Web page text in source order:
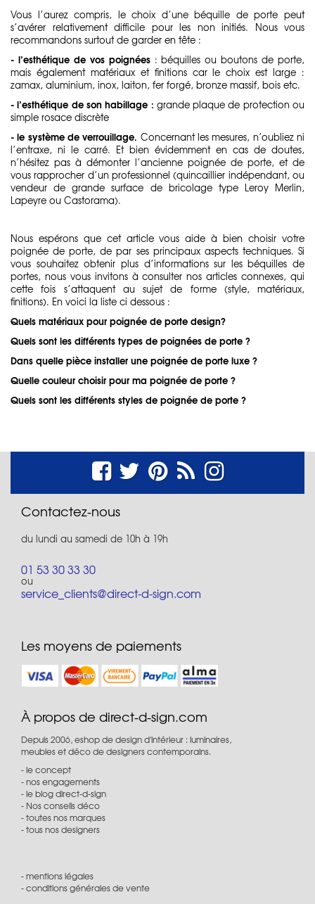
Vous l’aurez compris, le choix d’une béquille de porte peut
s’avérer relativement difficile pour les non initiés. Nous vous
recommandons surtout de garder en tête :
- l’esthétique de vos poignées: béquilles ou boutons de porte,
mais également matériaux et finitions car le choix est large :
zamax, aluminium, inox, laiton, fer forgé, bronze massif, bois etc.
- l’esthétique de son habillage : grande plaque de protection ou
simple rosace discrète
- le système de verrouillage. Concernant les mesures, n’oubliez ni
l’entraxe, ni le carré. Et bien évidemment en cas de doutes,
n’hésitez pas à démonter l’ancienne poignée de porte, et de
vous rapprocher d’un professionnel (quincaillier indépendant, ou
vendeur de grande surface de bricolage type Leroy Merlin,
Lapeyre ou Castorama).
Nous espérons que cet article vous aide à bien choisir votre
poignée de porte, de par ses principaux aspects techniques. Si
vous souhaitez obtenir plus d’informations sur les béquilles de
portes, nous vous invitons à consulter nos articles connexes, qui
cette fois s’attaquent au sujet de forme (style, matériaux,
finitions). En voici la liste ci dessous :
Quels matériaux pour poignée de porte design?
Quels sont les différents types de poignées de porte ?
Dans quelle pièce installer une poignée de porte luxe ?
Quelle couleur choisir pour ma poignée de porte ?
Quels sont les différents styles de poignée de porte ?
Contactez-nous
du lundi au samedi de 10h à 19h
01 53 30 33 30
ou
service_clients@direct-d-sign.com
Les moyens de paiements
À propos de direct-d-sign.com
Depuis 2006, eshop de design d'intérieur : luminaires,
meubles et déco de designers contemporains.
le concept
nos engagements
le blog direct-d-sign
Nos conseils déco
toutes nos marques
tous nos designers
mentions légales
conditions générales de vente